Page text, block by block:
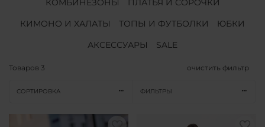
КОМБИНЕЗОНЫ
ПЛАТЬЯ И СОРОЧКИ
КИМОНО И ХАЛАТЫ
ТОПЫ И ФУТБОЛКИ
ЮБКИ
АКСЕССУАРЫ
SALE
Товаров 3 очистить фильтр
СОРТИРОВКА ФИЛЬТРЫ